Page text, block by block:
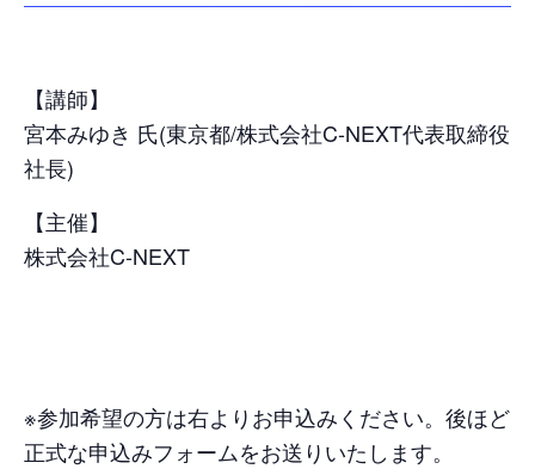
【講師】
宮本みゆき 氏(東京都/株式会社C-NEXT代表取締役
社長)
【主催】
株式会社C-NEXT
※参加希望の方は右よりお申込みください。後ほど
正式な申込みフォームをお送りいたします。